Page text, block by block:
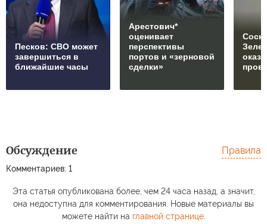
Песков: СВО может
завершиться в
ближайшие часы
Арестович*
оценивает
перспективы
портов и «зерновой
сделки»
Обсуждение
Комментариев: 1
Правила
Эта статья опубликована более, чем 24 часа назад, а значит,
она недоступна для комментирования. Новые материалы вы
можете найти на главной странице.